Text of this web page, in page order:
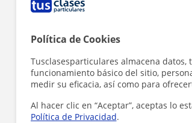
Política de Cookies
Tusclasesparticulares almacena datos,
funcionamiento básico del sitio,
medir su eficacia, así como para
Al hacer clic en “Aceptar”, aceptas lo
Política de Privacidad.
de uno a
J Juan
En mi caso, el
con las
buscaba.